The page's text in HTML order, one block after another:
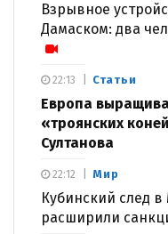
Взрывное
Дамаском: два
Статьи
Европа
«троянских
Султанова
22:13
Мир
Кубинский след
расширили
22:12